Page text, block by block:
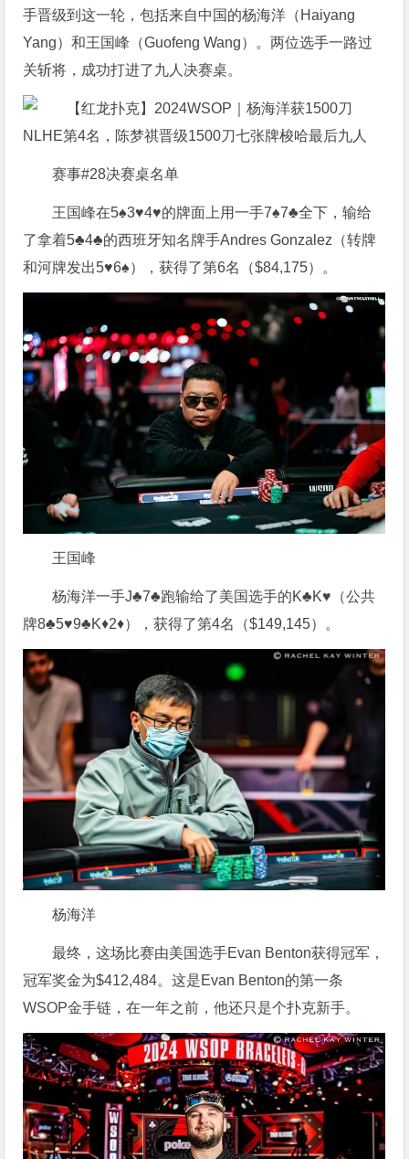
手晋级到这一轮，包括来自中国的杨海洋（Haiyang
Yang）和王国峰（Guofeng Wang）。两位选手一路过
关斩将，成功打进了九人决赛桌。
赛事#28决赛桌名单
王国峰在5♠3♥4♥的牌面上用一手7♠7♣全下，输给
了拿着5♣4♣的西班牙知名牌手Andres Gonzalez（转牌
和河牌发出5♥6♠），获得了第6名（$84,175）。
王国峰
杨海洋一手J♣7♣跑输给了美国选手的K♣K♥（公共
牌8♣5♥9♣K♦2♦），获得了第4名（$149,145）。
杨海洋
最终，这场比赛由美国选手Evan Benton获得冠军，
冠军奖金为$412,484。这是Evan Benton的第一条
WSOP金手链，在一年之前，他还只是个扑克新手。